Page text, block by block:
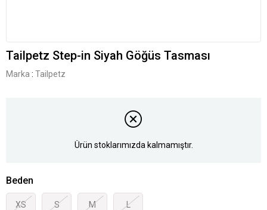
Tailpetz Step-in Siyah Göğüs Tasması
Marka : Tailpetz
Ürün stoklarımızda kalmamıştır.
Beden
XS S M L